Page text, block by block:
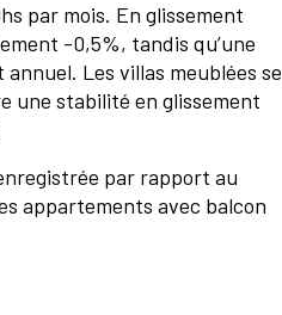
par mois. En glissement
-0,5%, tandis qu’une
Les villas meublées se
une stabilité en glissement
par rapport au
appartements avec balcon